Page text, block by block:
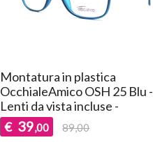
Montatura in plastica
OcchialeAmico OSH 25 Blu -
Lenti da vista incluse -
€ 39,00 89,00